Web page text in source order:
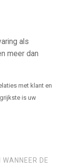
als
meer dan
met klant en
is uw
DE